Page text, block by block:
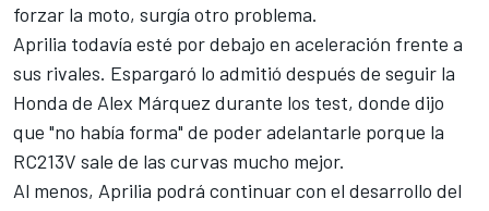
forzar la moto, surgía otro problema.
Aprilia todavía esté por debajo en aceleración frente a
sus rivales. Espargaró lo admitió después de seguir la
Honda de Alex Márquez durante los test, donde dijo
que "no había forma" de poder adelantarle porque la
RC213V sale de las curvas mucho mejor.
Al menos, Aprilia podrá continuar con el desarrollo del